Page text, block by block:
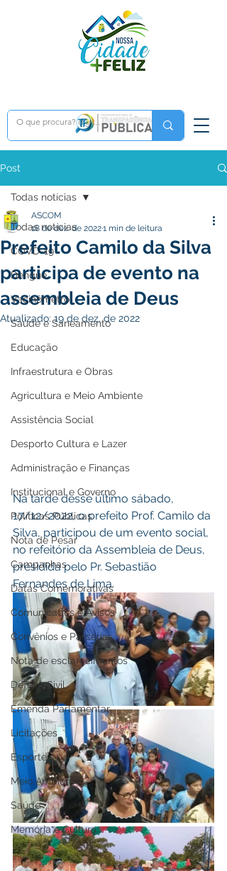
Post
Todas notícias
COVD-19
Dengue
Vacinômetro
Saúde e Saneamento
Educação
Infraestrutura e Obras
Agricultura e Meio Ambiente
Assistência Social
Desporto Cultura e Lazer
Administração e Finanças
Institucional e Governo
Políticas Públicas
Nota de Pesar
Campanhas
Datas Comemorativas
Comunicados e Avisos
Convênios e Parcerias
Nota de esclarecimentos
Defesa Civil
Emenda Parlamentar
Licitações
Esporte
Meio Ambiente
Saúde
Memória e Cultura
Todas notícias
Prefeito Camilo da Silva
participa de evento na
assembleia de Deus
ASCOM
18 de dez. de 20221 min de leitura
Atualizado:19 de dez. de 2022
Na tarde desse último sábado,
17/12/2022, o prefeito Prof. Camilo da
Silva, participou de um evento social,
no refeitório da Assembleia de Deus,
presidida pelo Pr. Sebastião
Fernandes de Lima.